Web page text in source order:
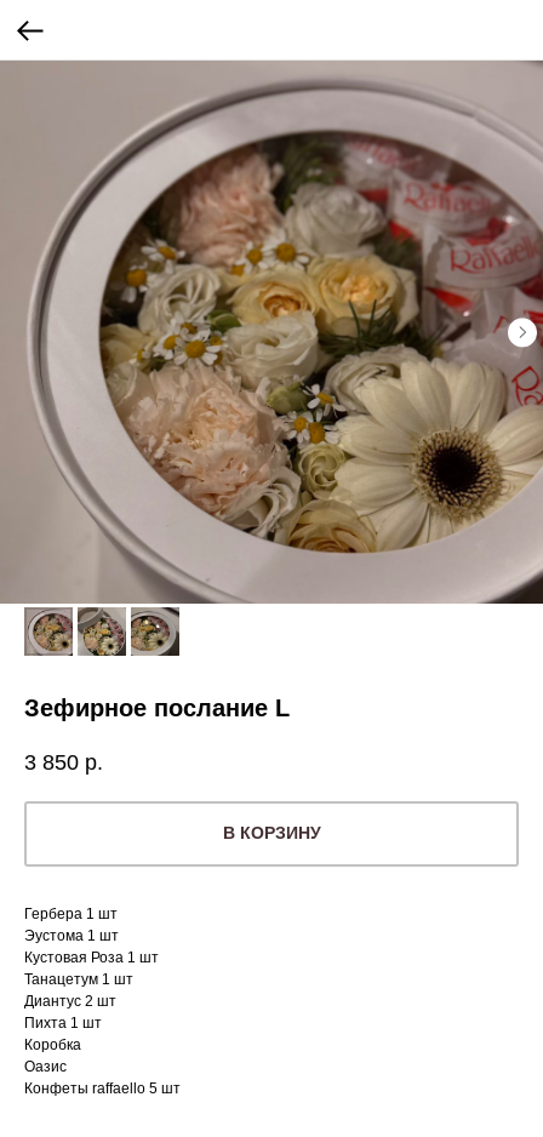
Зефирное послание L
3 850 р.
В КОРЗИНУ
Гербера 1 шт
Эустома 1 шт
Кустовая Роза 1 шт
Танацетум 1 шт
Диантус 2 шт
Пихта 1 шт
Коробка
Оазис
Конфеты raffaello 5 шт